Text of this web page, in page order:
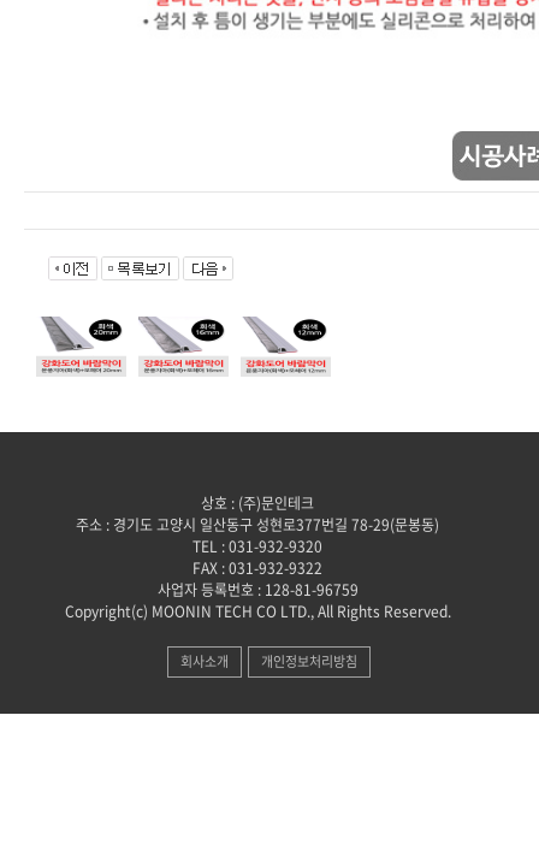
상호 : (주)문인테크
주소 : 경기도 고양시 일산동구 성현로377번길 78-29(문봉동)
TEL : 031-932-9320
FAX : 031-932-9322
사업자 등록번호 : 128-81-96759
Copyright(c) MOONIN TECH CO LTD., All Rights Reserved.
회사소개 개인정보처리방침